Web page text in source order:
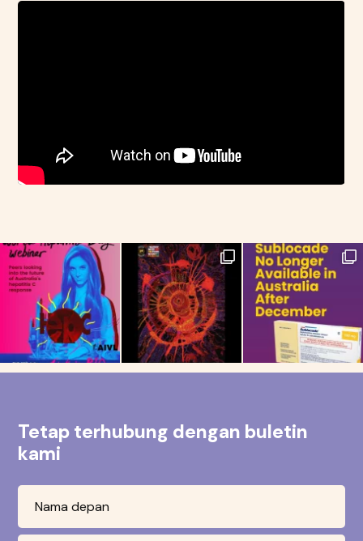
Tetap terhubung dengan buletin
kami